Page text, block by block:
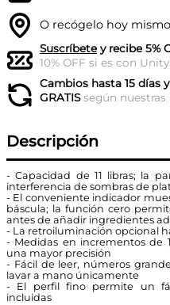
O recógelo hoy
Suscríbetey recibe 5%
10% OFF si es con
Cambios hasta 15 días
GRATISsegún nuestras
Descripción
- Capacidad de 11 libras; la
interferencia de sombras de
- El conveniente indicador
báscula; la función cero
antes de añadir ingredientes
- La retroiluminación opcional
- Medidas en incrementos de
una mayor precisión
- Fácil de leer, números
lavar a mano únicamente
- El perfil fino permite un
incluidas